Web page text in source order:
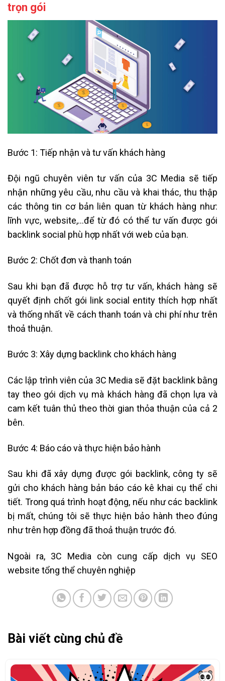
trọn gói
Bước 1: Tiếp nhận và tư vấn khách hàng
Đội ngũ chuyên viên tư vấn của 3C Media sẽ tiếp
nhận những yêu cầu, nhu cầu và khai thác, thu thập
các thông tin cơ bản liên quan từ khách hàng như:
lĩnh vực, website,…để từ đó có thể tư vấn được gói
backlink social phù hợp nhất với web của bạn.
Bước 2: Chốt đơn và thanh toán
Sau khi bạn đã được hỗ trợ tư vấn, khách hàng sẽ
quyết định chốt gói link social entity thích hợp nhất
và thống nhất về cách thanh toán và chi phí như trên
thoả thuận.
Bước 3: Xây dựng backlink cho khách hàng
Các lập trình viên của 3C Media sẽ đặt backlink bằng
tay theo gói dịch vụ mà khách hàng đã chọn lựa và
cam kết tuân thủ theo thời gian thỏa thuận của cả 2
bên.
Bước 4: Báo cáo và thực hiện bảo hành
Sau khi đã xây dựng được gói backlink, công ty sẽ
gửi cho khách hàng bản báo cáo kê khai cụ thể chi
tiết. Trong quá trình hoạt động, nếu như các backlink
bị mất, chúng tôi sẽ thực hiện bảo hành theo đúng
như trên hợp đồng đã thoả thuận trước đó.
Ngoài ra, 3C Media còn cung cấp dịch vụ SEO
website tổng thể chuyên nghiệp
Bài viết cùng chủ đề